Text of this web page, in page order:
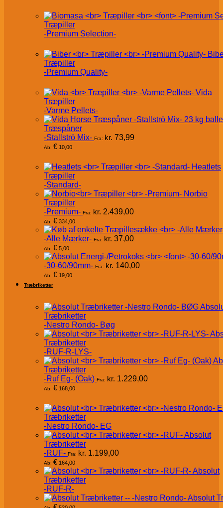
Træpiller
-Premium Selection-
Træpiller
-Premium Quality-
Vida
Træpiller
-Varme Pellets-
Træspåner
-Stallströ Mix- Fra: kr. 73,99
Ab: € 10,00
Heatlets
Træpiller
-Standard-
Norbio
Træpiller
-Premium- Fra: kr. 2.439,00
Ab: € 334,00
-Alle Mærker- Fra: kr. 37,00
Ab: € 5,00
-30-60/90mm- Fra: kr. 140,00
Ab: € 19,00
Træbriketter
Træbriketter
-Nestro Rondo- Bøg
Træbriketter
-RUF-R-LYS-
Træbriketter
-Ruf Eg- (Oak) Fra: kr. 1.229,00
Ab: € 168,00
Træbriketter
-Nestro Rondo- EG
Absolut
Træbriketter
-RUF- Fra: kr. 1.199,00
Ab: € 164,00
Absolut
Træbriketter
-RUF-R-
Absolut